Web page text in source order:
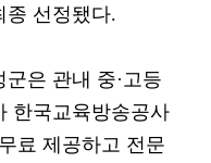
종 선정됐다.
은 관내 중·고등
한국교육방송공사
료 제공하고 전문